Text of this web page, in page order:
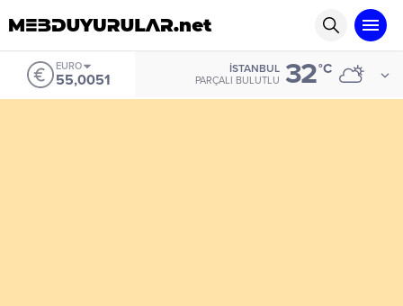
EURO
55,0051
İSTANBUL
PARÇALI BULUTLU 32°C